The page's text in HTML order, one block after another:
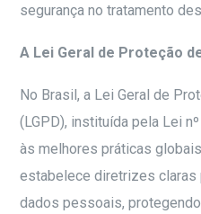
segurança no tratamento
A Lei Geral de Proteção
No Brasil, a Lei Geral de
(LGPD), instituída pela Lei
às melhores práticas
estabelece diretrizes claras
dados pessoais,